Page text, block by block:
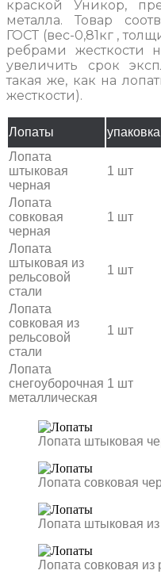
краской Уникор,
металла. Товар
ГОСТ (вес-0,81кг ,
ребрами жесткости
увеличить срок
такая же, как на
жесткости).
Лопаты упаковка
Лопата
штыковая
черная
1 шт
Лопата
совковая
черная
1 шт
Лопата
штыковая из
рельсовой
стали
1 шт
Лопата
совковая из
рельсовой
стали
1 шт
Лопата
снегоуборочная
металлическая
1 шт
Лопата штыковая
Лопата совковая
Лопата штыковая из
Лопата совковая из